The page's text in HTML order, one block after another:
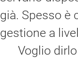
già. Spesso è
gestione a
Voglio dirlo